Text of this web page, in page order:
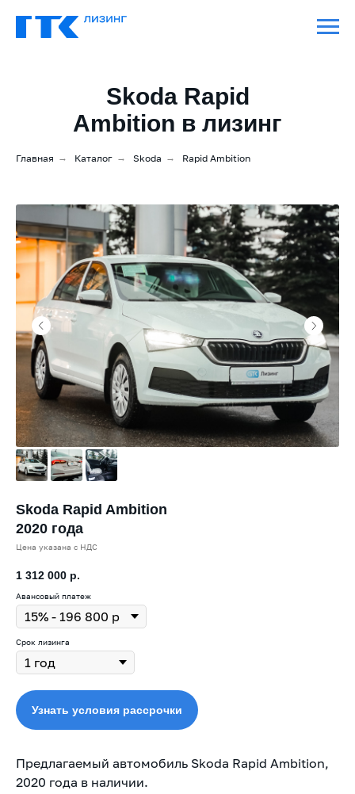
Skoda Rapid
Ambition в лизинг
Главная → Каталог → Skoda → Rapid Ambition
Skoda Rapid Ambition
2020 года
Цена указана с НДС
1 312 000 р.
Авансовый платеж
Срок лизинга
Узнать условия рассрочки
Предлагаемый автомобиль Skoda Rapid Ambition,
2020 года в наличии.